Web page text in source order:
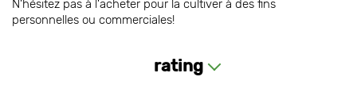
N'hésitez pas à l'acheter pour la cultiver à des fins
personnelles ou commerciales!
rating